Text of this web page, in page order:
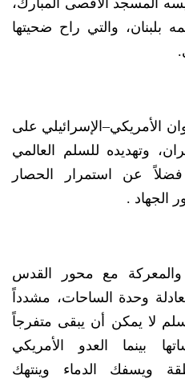
المسجد الأقصى المبارك،
بلبنان، والتي راح ضحيتها
الأمريكي–الإسرائيلي على
وتهديده للسلم العالمي
فضلاً عن استمرار الحصار
الجهاد .
والمعركة مع محور القدس
وحدة الساحات، مشدداً
لا يمكن أن يبقى متفرجاً
بينما العدو الأمريكي
ويسفك الدماء وينتهك